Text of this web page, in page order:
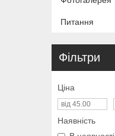
Питання
Фільтри
Ціна
Наявність